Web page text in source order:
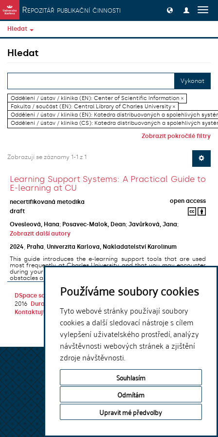
Používáme soubory cookies
Tyto webové stránky používají soubory
cookies a další sledovací nástroje s cílem
vylepšení uživatelského prostředí, analýzy
návštěvnosti webových stránek a zjištění
zdroje návštěvnosti.
Souhlasím
Odmítám
Upravit mé předvolby
Přeskočit na obsah
Repozitář publikační činnosti
Hledat
Hledat
Vykonat
Oddělení / ústav / klinika (EN): Center of Scientific Information ×
Fakulta / součást (EN): Central Library of Charles University ×
Oddělení / ústav / klinika (EN): Katedra distribuovaných a spolehlivých
Oddělení / ústav / klinika (CS): Katedra distribuovaných a spolehlivých
Zobrazit pokročilé filtry
Zobrazují se záznamy 1-1 z 1
Learning Support Systems: A Practical Guide to
E-learning at CU
necertifikovaná metodika
open access
draft
Ovesleová, Hana; Posavec-Malok, Dean; Javůrková, Jana;
Zobrazit další autory
2024
Praha Univerzita Karlova, Nakladatelství Karolinum
This guide introduces the e-learning support tools that are used
most frequently at Charles University and that you may encounter
during your studies. It will also help you to avoid the most common
obstacles associated ...
DSpace software
copyright © 2002-
2016
DuraSpace
Kontaktujte nás
|Vyjádření názoru
Theme by